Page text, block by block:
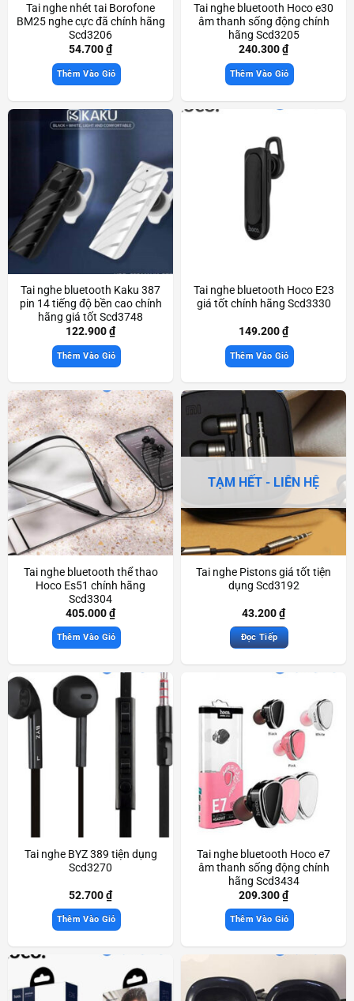
Tai nghe nhét tai Borofone
BM25 nghe cực đã chính hãng
Scd3206
54.700₫
Thêm Vào Giỏ
Tai nghe bluetooth Hoco e30
âm thanh sống động chính
hãng Scd3205
240.300₫
Thêm Vào Giỏ
Tai nghe bluetooth Kaku 387
pin 14 tiếng độ bền cao chính
hãng giá tốt Scd3748
122.900₫
Thêm Vào Giỏ
Tai nghe bluetooth Hoco E23
giá tốt chính hãng Scd3330
149.200₫
Thêm Vào Giỏ
Tai nghe bluetooth thể thao
Hoco Es51 chính hãng
Scd3304
405.000₫
Thêm Vào Giỏ
TẠM HẾT - LIÊN HỆ
Tai nghe Pistons giá tốt tiện
dụng Scd3192
43.200₫
Đọc Tiếp
Tai nghe BYZ 389 tiện dụng
Scd3270
52.700₫
Thêm Vào Giỏ
Tai nghe bluetooth Hoco e7
âm thanh sống động chính
hãng Scd3434
209.300₫
Thêm Vào Giỏ